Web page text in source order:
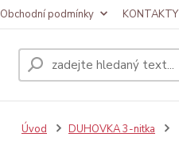
Obchodní podmínky KONTAKTY
Úvod DUHOVKA 3-nitka